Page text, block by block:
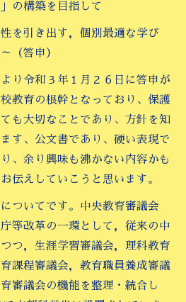
の構築を目指して
を引き出す，個別最適な学び
（答申）
り令和３年１月２６日に答申が
教育の根幹となっており、保護
も大切なことであり、方針を知
す、公文書であり、硬い表現で
、余り興味も沸かない内容かも
伝えしていこうと思います。
ついてです。中央教育審議会
等改革の一環として，従来の中
つ，生涯学習審議会，理科教育
課程審議会，教育職員養成審議
審議会の機能を整理・統合し